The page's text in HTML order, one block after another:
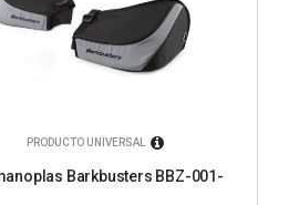
PRODUCTO UNIVERSAL
Barkbusters BBZ-001-